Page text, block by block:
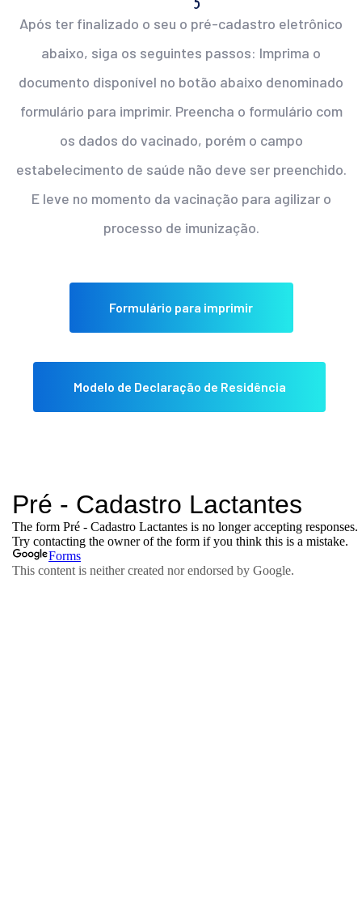
Após ter finalizado o seu o pré-cadastro eletrônico
abaixo, siga os seguintes passos: Imprima o
documento disponível no botão abaixo denominado
formulário para imprimir. Preencha o formulário com
os dados do vacinado, porém o campo
estabelecimento de saúde não deve ser preenchido.
E leve no momento da vacinação para agilizar o
processo de imunização.
Formulário para imprimir
Modelo de Declaração de Residência